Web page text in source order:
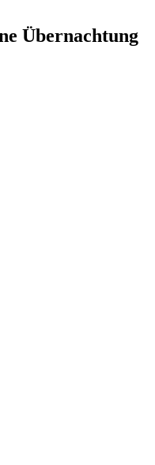
Übernachtung